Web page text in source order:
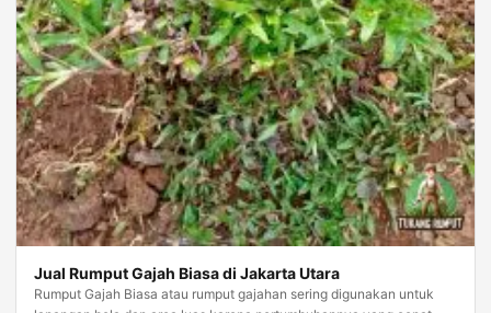
Jual Rumput Gajah Biasa di Jakarta Utara
Rumput Gajah Biasa atau rumput gajahan sering digunakan untuk